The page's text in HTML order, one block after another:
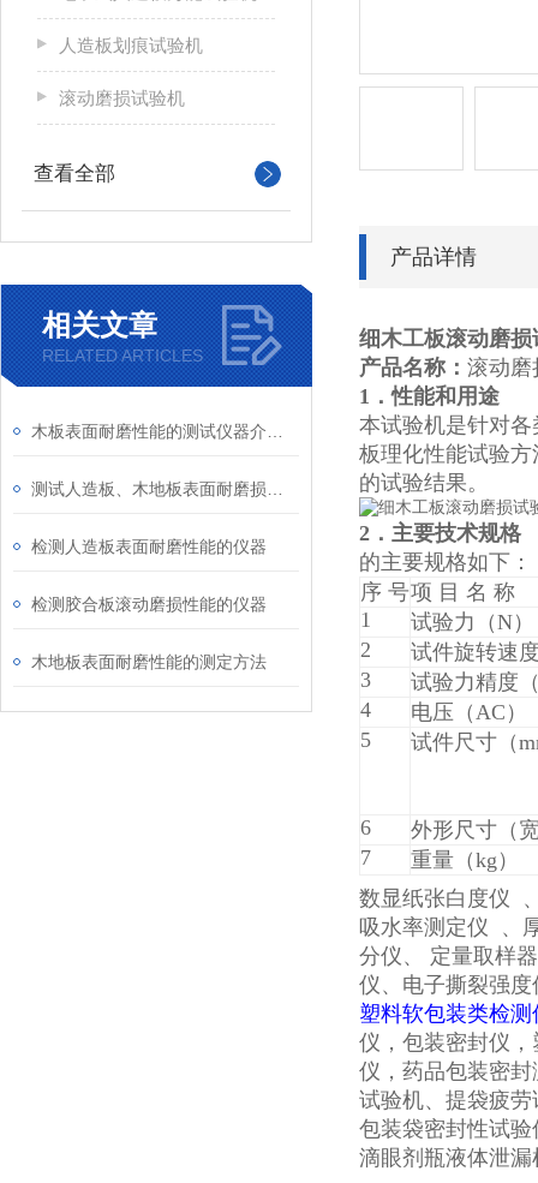
人造板划痕试验机
滚动磨损试验机
查看全部
相关文章
RELATED ARTICLES
检测人造板表面耐磨性能的仪器
检测胶合板滚动磨损性能的仪器
木地板表面耐磨性能的测定方法
产品详情
细木工板滚动磨损
产品名称： 滚动磨
1．性能和用途
本试验机是针对各
板理化性能试验
的试验结果。
2．主要技术规格
的主要规格如下：
序 号项 目 名 称
1
试验力（N）
2
试件旋转速
3
试验力精度
4
电压（AC）
5
试件尺寸（
6
外形尺寸（
7
重量（kg）
数显纸张白度仪
吸水率测定仪 、
分仪、 定量取样
仪、电子撕裂强度
塑料软包装类检测
仪，包装密封仪
仪，药品包装密
试验机、提袋疲
包装袋密封性试
滴眼剂瓶液体泄漏